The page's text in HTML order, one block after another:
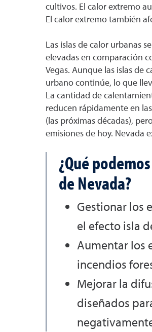
cultivos. El calor extremo
El calor extremo también
Las islas de calor urbanas
elevadas en comparación
Vegas. Aunque las islas de
urbano continúe, lo que
La cantidad de
reducen rápidamente en
(las próximas décadas),
emisiones de hoy. Nevada
¿Qué
de Nevada?
Gestionar los
el efecto isla
Aumentar los
incendios
Mejorar la
diseñados